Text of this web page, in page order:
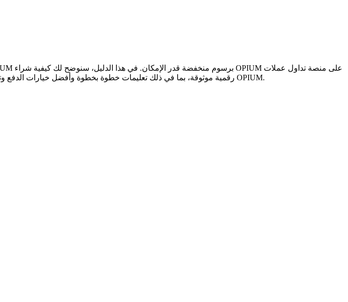
رقمية موثوقة، بما في ذلك تعليمات خطوة بخطوة وأفضل خيارات الدفع وتفاصيل الرسوم ونصائح أمان والمشورة من الخبراء لمساعدتك في اختيار الطريقة الأكثر كفاءة لشراء OPIUM.